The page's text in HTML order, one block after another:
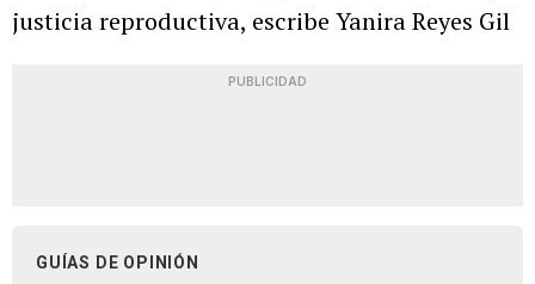
justicia reproductiva, escribe Yanira Reyes Gil
PUBLICIDAD
GUÍAS DE OPINIÓN